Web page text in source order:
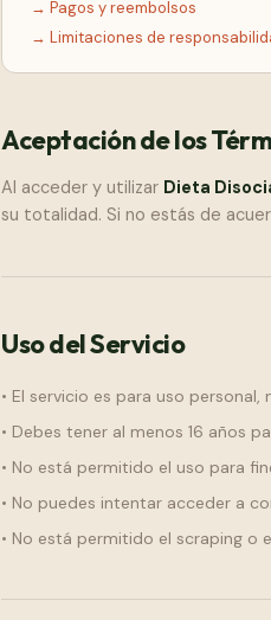
→ Pagos y reembolsos
→ Limitaciones de
Aceptación de los
Al acceder y utilizar Dieta
su totalidad. Si no estás de
Uso del Servicio
• El servicio es para uso personal,
• Debes tener al menos 16 años
• No está permitido el uso para
• No puedes intentar acceder a
• No está permitido el scraping o